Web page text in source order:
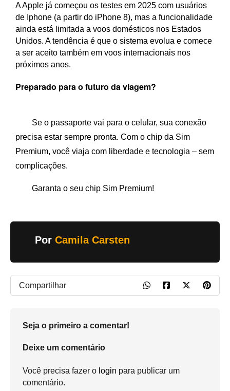
A Apple já começou os testes em 2025 com usuários
de Iphone (a partir do iPhone 8), mas a funcionalidade
ainda está limitada a voos domésticos nos Estados
Unidos. A tendência é que o sistema evolua e comece
a ser aceito também em voos internacionais nos
próximos anos.
Preparado para o futuro da viagem?
Se o passaporte vai para o celular, sua conexão
precisa estar sempre pronta. Com o chip da Sim
Premium, você viaja com liberdade e tecnologia – sem
complicações.
Garanta o seu chip Sim Premium!
Por Camila Carsten
Compartilhar
Seja o primeiro a comentar!
Deixe um comentário
Você precisa fazer o login para publicar um
comentário.